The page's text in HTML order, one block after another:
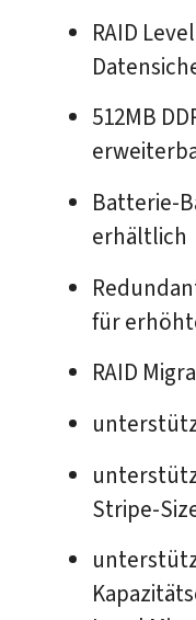
RAID
512MB
Batterie-
erhältlich
für
RAID
Stripe-